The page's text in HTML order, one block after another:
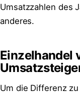
Umsatzzahlen des
anderes.
Einzelhandel
Um die Differenz